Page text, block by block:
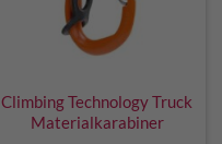
Climbing Technology Truck
Materialkarabiner